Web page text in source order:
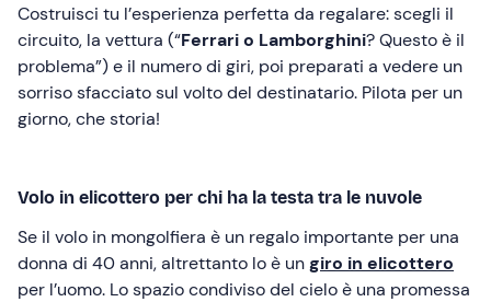
Costruisci tu l’esperienza perfetta da regalare: scegli il
circuito, la vettura (“Ferrari o Lamborghini? Questo è il
problema”) e il numero di giri, poi preparati a vedere un
sorriso sfacciato sul volto del destinatario. Pilota per un
giorno, che storia!
Volo in elicottero per chi ha la testa tra le nuvole
Se il volo in mongolfiera è un regalo importante per una
donna di 40 anni, altrettanto lo è ungiro in elicottero
per l’uomo. Lo spazio condiviso del cielo è una promessa